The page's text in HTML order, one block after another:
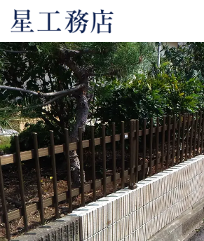
を
ス
キ
ッ
プ